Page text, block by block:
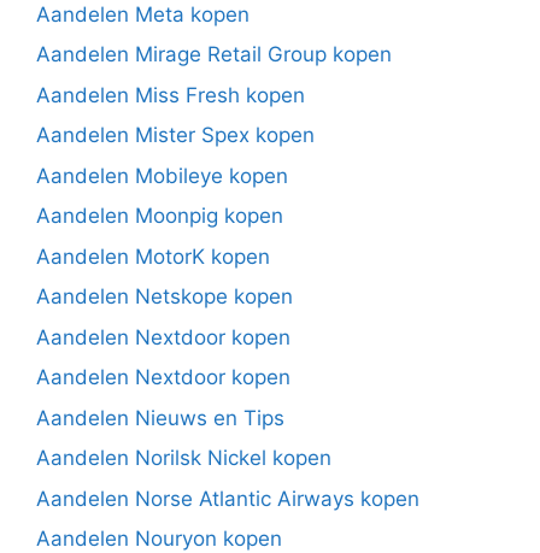
Aandelen Meta kopen
Aandelen Mirage Retail Group kopen
Aandelen Miss Fresh kopen
Aandelen Mister Spex kopen
Aandelen Mobileye kopen
Aandelen Moonpig kopen
Aandelen MotorK kopen
Aandelen Netskope kopen
Aandelen Nextdoor kopen
Aandelen Nextdoor kopen
Aandelen Nieuws en Tips
Aandelen Norilsk Nickel kopen
Aandelen Norse Atlantic Airways kopen
Aandelen Nouryon kopen